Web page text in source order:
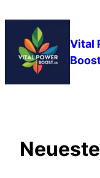
springen
Vital